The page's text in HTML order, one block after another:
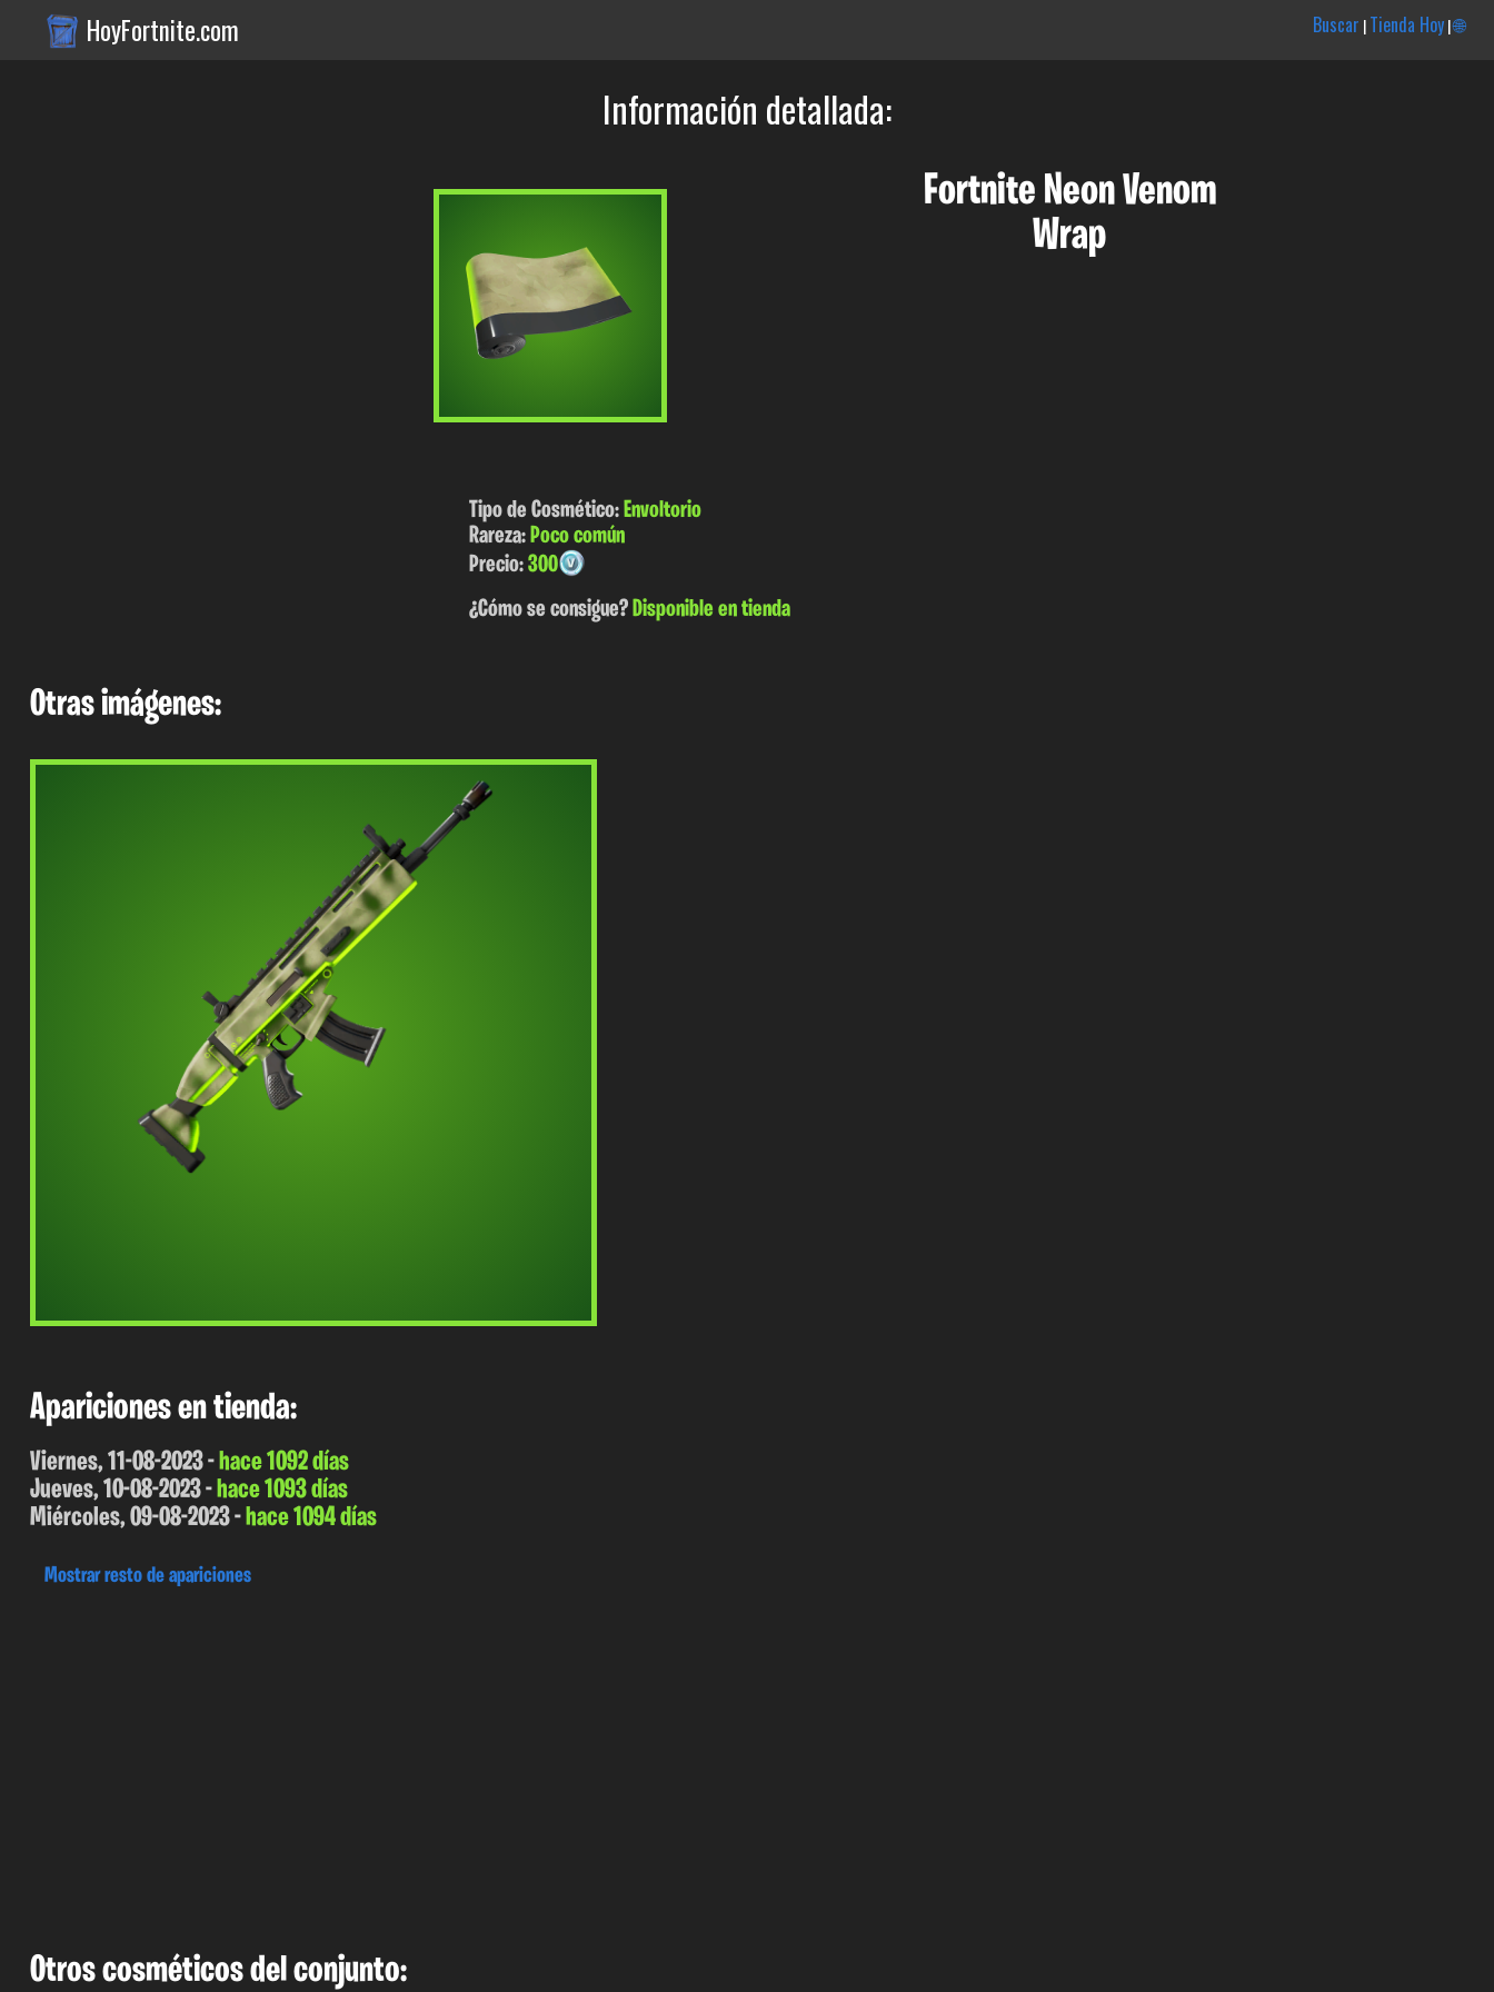
HoyFortnite.com Buscar |Tienda Hoy|🌐
Información detallada:
Fortnite Neon Venom
Wrap
Tipo de Cosmético:Envoltorio
Rareza: Poco común
Precio:300
¿Cómo se consigue?Disponible en tienda
Otras imágenes:
Apariciones en tienda:
Viernes, 11-08-2023 -hace 1092 días
Jueves, 10-08-2023 -hace 1093 días
Miércoles, 09-08-2023 -hace 1094 días
Mostrar resto de apariciones
Otros cosméticos del conjunto: